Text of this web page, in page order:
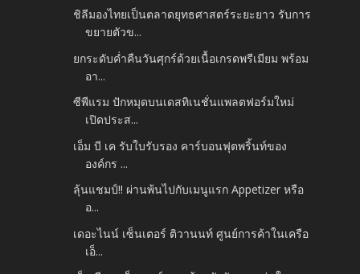
ชิลีมองไทยเป็นตลาดยุทธศาสตร์ระยะยาว รับการ
ขยายตัวข...
ยกระดับค่ำคืนวันศุกร์ด้วยเนื้อเกรดพรีเมียม พร้อม
อา...
ซีพีแรม ปักหมุดบนเดสทิเนชั่นแพลตฟอร์มใหม่
เปิดประส...
เอ็ม บี เค รับใบรับรอง คาร์บอนฟุตพริ้นท์ของ
องค์กร ...
ลุ้นแชมป์!! ผ่านพ้นไปกับเมนูแรก Appetizer หรือ
อ...
เดอะไนน์ เซ็นเตอร์ ติวานนท์ ศูนย์การค้าในเครือ
เอ็...